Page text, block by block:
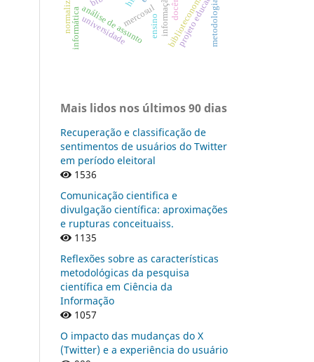
mercosul
análise de assunto biblioteconomia
informáticauniversidade projeto educativo
ensino metodologia
Mais lidos nos últimos 90 dias
Recuperação e classificação de
sentimentos de usuários do Twitter
em período eleitoral
1536
Comunicação cientifica e
divulgação científica: aproximações
e rupturas conceituaiss.
1135
Reflexões sobre as características
metodológicas da pesquisa
científica em Ciência da
Informação
1057
O impacto das mudanças do X
(Twitter) e a experiência do usuário